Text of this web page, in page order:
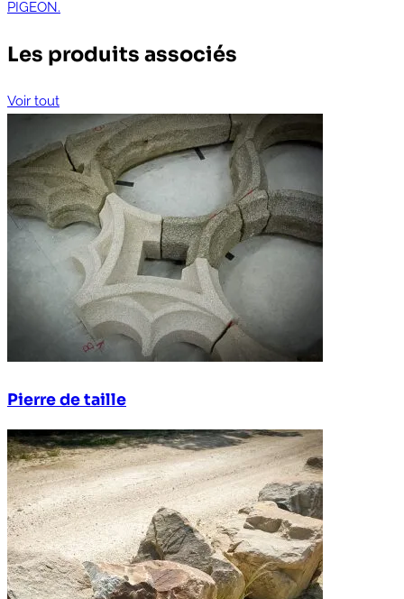
PIGEON.
Les produits associés
Voir tout
Pierre de taille